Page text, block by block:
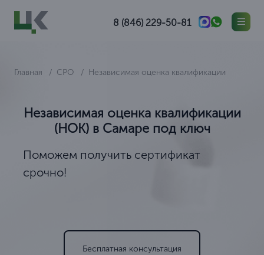
8 (846) 229-50-81
Главная СРО Независимая оценка квалификации
Независимая оценка квалификации
(НОК) в Самаре под ключ
Поможем получить сертификат
срочно!
Бесплатная консультация